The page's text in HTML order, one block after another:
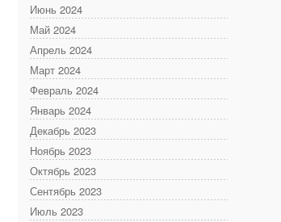
Июнь 2024
Май 2024
Апрель 2024
Март 2024
Февраль 2024
Январь 2024
Декабрь 2023
Ноябрь 2023
Октябрь 2023
Сентябрь 2023
Июль 2023